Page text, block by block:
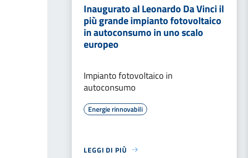
Inaugurato al Leonardo Da Vinci il
più grande impianto fotovoltaico
in autoconsumo in uno scalo
europeo
Impianto fotovoltaico in
autoconsumo
Energie rinnovabili
LEGGI DI PIÙ